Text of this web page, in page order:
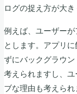
ログの捉え方が大き
例えば、ユーザー
とします。アプリ
ずにバックグラウ
考えられますし、
ブな理由も考えられ